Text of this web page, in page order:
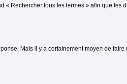
« Rechercher tous les termes » afin que les
Mais il y a certainement moyen de faire